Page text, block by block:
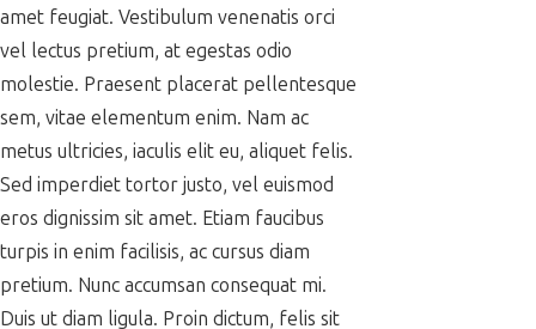
amet feugiat. Vestibulum venenatis orci
vel lectus pretium, at egestas odio
molestie. Praesent placerat pellentesque
sem, vitae elementum enim. Nam ac
metus ultricies, iaculis elit eu, aliquet felis.
Sed imperdiet tortor justo, vel euismod
eros dignissim sit amet. Etiam faucibus
turpis in enim facilisis, ac cursus diam
pretium. Nunc accumsan consequat mi.
Duis ut diam ligula. Proin dictum, felis sit